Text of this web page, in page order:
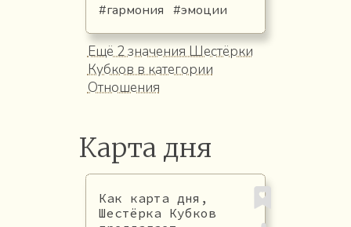
#гармония #эмоции
Ещё 2 значения Шестёрки
Кубков в категории
Отношения
Карта дня
Как карта дня,
Шестёрка Кубков